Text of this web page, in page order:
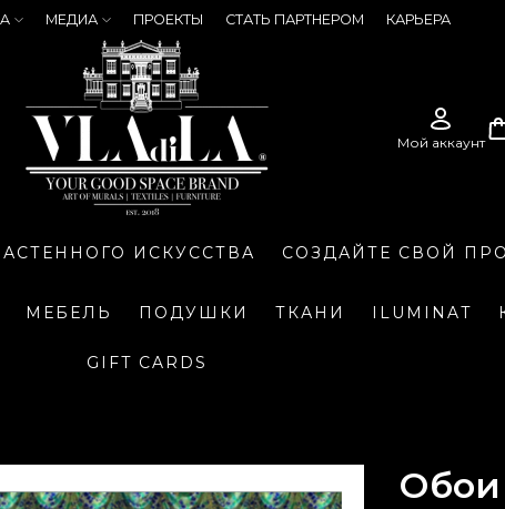
МЕДИА ПРОЕКТЫ СТАТЬ ПАРТНЕРОМ КАРЬЕРА
ИСКУССТВА СОЗДАЙТЕ СВОЙ
МЕБЕЛЬ ПОДУШКИ ТКАНИ ILUMINAT
GIFT CARDS
Обои